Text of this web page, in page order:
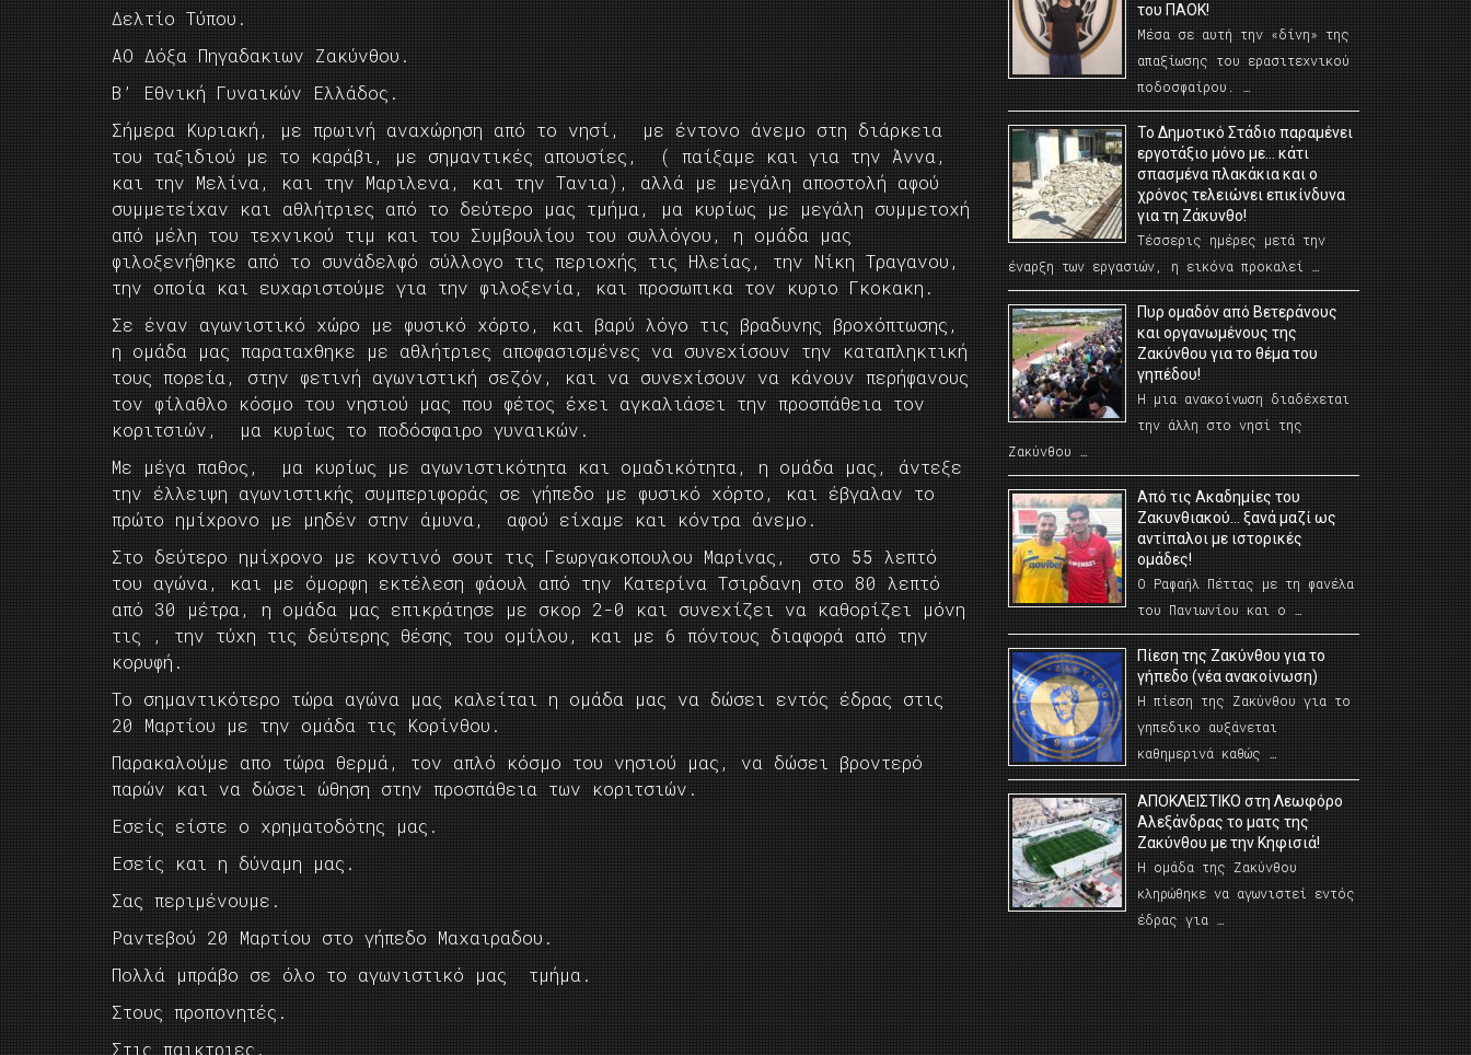
Δελτίο Τύπου.
ΑΟ Δόξα Πηγαδακιων Ζακύνθου.
Β’ Εθνική Γυναικών Ελλάδος.
Σήμερα Κυριακή, με πρωινή αναχώρηση από το νησί, με έντονο άνεμο στη διάρκεια
του ταξιδιού με το καράβι, με σημαντικές απουσίες, ( παίξαμε και για την Άννα,
και την Μελίνα, και την Μαριλενα, και την Τανια), αλλά με μεγάλη αποστολή αφού
συμμετείχαν και αθλήτριες από το δεύτερο μας τμήμα, μα κυρίως με μεγάλη συμμετοχή
από μέλη του τεχνικού τιμ και του Συμβουλίου του συλλόγου, η ομάδα μας
φιλοξενήθηκε από το συνάδελφό σύλλογο τις περιοχής τις Ηλείας, την Νίκη Τραγανου,
την οποία και ευχαριστούμε για την φιλοξενία, και προσωπικα τον κυριο Γκοκακη.
Σε έναν αγωνιστικό χώρο με φυσικό χόρτο, και βαρύ λόγο τις βραδυνης βροχόπτωσης,
η ομάδα μας παραταχθηκε με αθλήτριες αποφασισμένες να συνεχίσουν την καταπληκτική
τους πορεία, στην φετινή αγωνιστική σεζόν, και να συνεχίσουν να κάνουν περήφανους
τον φίλαθλο κόσμο του νησιού μας που φέτος έχει αγκαλιάσει την προσπάθεια τον
κοριτσιών, μα κυρίως το ποδόσφαιρο γυναικών.
Με μέγα παθος, μα κυρίως με αγωνιστικότητα και ομαδικότητα, η ομάδα μας, άντεξε
την έλλειψη αγωνιστικής συμπεριφοράς σε γήπεδο με φυσικό χόρτο, και έβγαλαν το
πρώτο ημίχρονο με μηδέν στην άμυνα, αφού είχαμε και κόντρα άνεμο.
Στο δεύτερο ημίχρονο με κοντινό σουτ τις Γεωργακοπουλου Μαρίνας, στο 55 λεπτό
του αγώνα, και με όμορφη εκτέλεση φάουλ από την Κατερίνα Τσιρδανη στο 80 λεπτό
από 30 μέτρα, η ομάδα μας επικράτησε με σκορ 2-0 και συνεχίζει να καθορίζει μόνη
τις , την τύχη τις δεύτερης θέσης του ομίλου, και με 6 πόντους διαφορά από την
κορυφή.
Το σημαντικότερο τώρα αγώνα μας καλείται η ομάδα μας να δώσει εντός έδρας στις
20 Μαρτίου με την ομάδα τις Κορίνθου.
Παρακαλούμε απο τώρα θερμά, τον απλό κόσμο του νησιού μας, να δώσει βροντερό
παρών και να δώσει ώθηση στην προσπάθεια των κοριτσιών.
Εσείς είστε ο χρηματοδότης μας.
Εσείς και η δύναμη μας.
Σας περιμένουμε.
Ραντεβού 20 Μαρτίου στο γήπεδο Μαχαιραδου.
Πολλά μπράβο σε όλο το αγωνιστικό μας τμήμα.
Στους προπονητές.
Στις παικτριες.
του ΠΑΟΚ!
Μέσα σε αυτή την «δίνη» της
απαξίωσης του ερασιτεχνικού
ποδοσφαίρου. …
Το Δημοτικό Στάδιο παραμένει
εργοτάξιο μόνο με… κάτι
σπασμένα πλακάκια και ο
χρόνος τελειώνει επικίνδυνα
για τη Ζάκυνθο!
Τέσσερις ημέρες μετά την
έναρξη των εργασιών, η εικόνα προκαλεί …
Πυρ ομαδόν από Βετεράνους
και οργανωμένους της
Ζακύνθου για το θέμα του
γηπέδου!
Η μια ανακοίνωση διαδέχεται
την άλλη στο νησί της
Ζακύνθου …
Από τις Ακαδημίες του
Ζακυνθιακού… ξανά μαζί ως
αντίπαλοι με ιστορικές
ομάδες!
Ο Ραφαήλ Πέττας με τη φανέλα
του Πανιωνίου και ο …
Πίεση της Ζακύνθου για το
γήπεδο (νέα ανακοίνωση)
Η πίεση της Ζακύνθου για το
γηπεδικο αυξάνεται
καθημερινά καθώς …
AΠΟΚΛΕΙΣΤΙΚΟ στη Λεωφόρο
Αλεξάνδρας το ματς της
Ζακύνθου με την Κηφισιά!
Η ομάδα της Ζακύνθου
κληρώθηκε να αγωνιστεί εντός
έδρας για …